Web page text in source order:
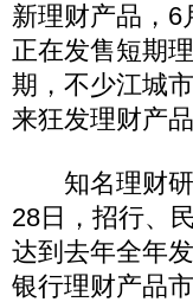
新理财产品，6
正在发售短期
期，不少江城
来狂发理财产
知名理财研
28日，招行、
达到去年全年
银行理财产品